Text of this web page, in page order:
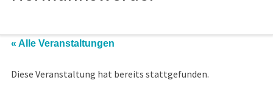
« Alle Veranstaltungen
Diese Veranstaltung hat bereits stattgefunden.